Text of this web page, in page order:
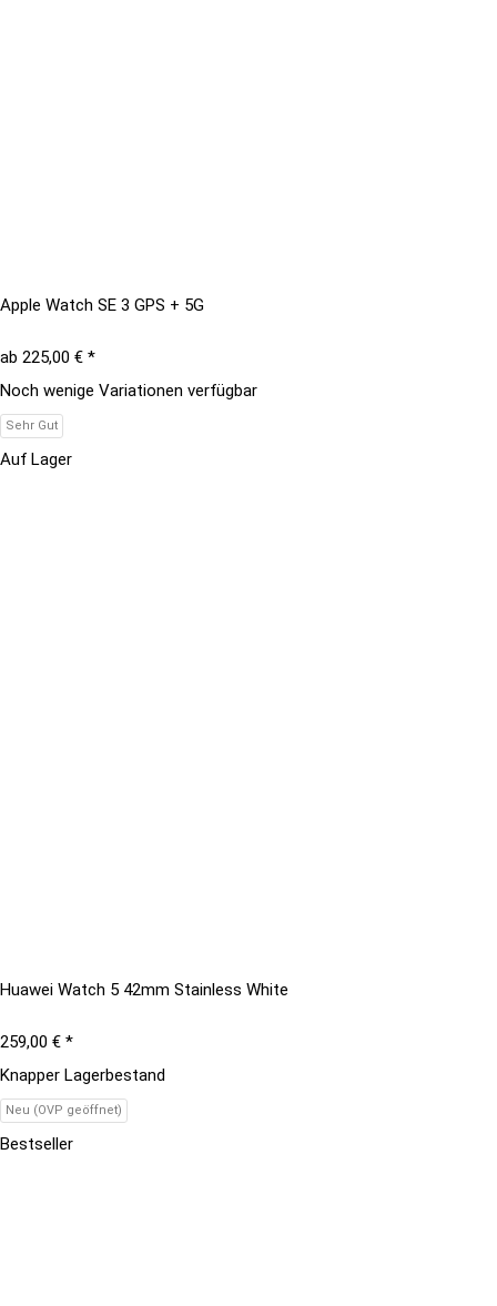
Apple Watch SE 3 GPS + 5G
ab 225,00 € *
Noch wenige Variationen verfügbar
Sehr Gut
Auf Lager
Huawei Watch 5 42mm Stainless White
259,00 € *
Knapper Lagerbestand
Neu (OVP geöffnet)
Bestseller